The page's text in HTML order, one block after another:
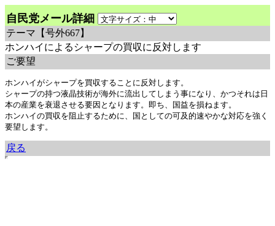
自民党メール詳細
テーマ 【号外667】
ホンハイによるシャープの買収に反対します
ご要望
ホンハイがシャープを買収することに反対します。
シャープの持つ液晶技術が海外に流出してしまう事になり、かつそれは日
本の産業を衰退させる要因となります。即ち、国益を損ねます。
ホンハイの買収を阻止するために、国としての可及的速やかな対応を強く
要望します。
戻る